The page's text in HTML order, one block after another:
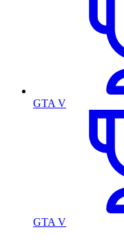
GTA V
GTA V